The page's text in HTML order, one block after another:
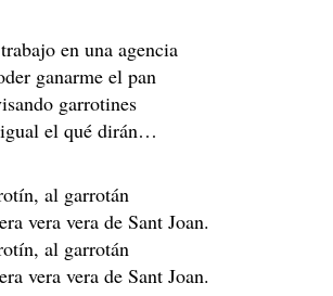
en una agencia
ganarme el pan
garrotines
el qué dirán…
al garrotán
vera vera de Sant Joan.
al garrotán
vera vera de Sant Joan.